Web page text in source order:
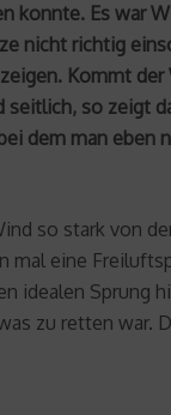
konnte. Es war
nicht richtig
Kommt
so zeigt
dem man eben
so stark von
mal eine
idealen Sprung
zu retten war.